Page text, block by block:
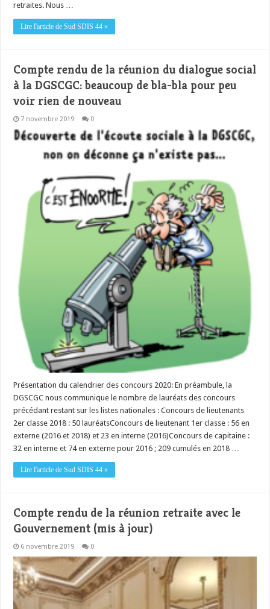
retraites. Nous …
Lire l'article de Sud SDIS 44 »
Compte rendu de la réunion du dialogue social
à la DGSCGC: beaucoup de bla-bla pour peu
voir rien de nouveau
7 novembre 2019 0
Présentation du calendrier des concours 2020: En préambule, la
DGSCGC nous communique le nombre de lauréats des concours
précédant restant sur les listes nationales : Concours de lieutenants
2er classe 2018 : 50 lauréatsConcours de lieutenant 1er classe : 56 en
externe (2016 et 2018) et 23 en interne (2016)Concours de capitaine :
32 en interne et 74 en externe pour 2016 ; 209 cumulés en 2018 …
Lire l'article de Sud SDIS 44 »
Compte rendu de la réunion retraite avec le
Gouvernement (mis à jour)
6 novembre 2019 0